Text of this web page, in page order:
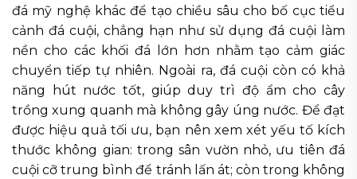
đá mỹ nghệ khác để tạo chiều sâu cho bố cục tiểu
cảnh đá cuội, chẳng hạn như sử dụng đá cuội làm
nền cho các khối đá lớn hơn nhằm tạo cảm giác
chuyển tiếp tự nhiên. Ngoài ra, đá cuội còn có khả
năng hút nước tốt, giúp duy trì độ ẩm cho cây
trồng xung quanh mà không gây úng nước. Để đạt
được hiệu quả tối ưu, bạn nên xem xét yếu tố kích
thước không gian: trong sân vườn nhỏ, ưu tiên đá
cuội cỡ trung bình để tránh lấn át; còn trong không